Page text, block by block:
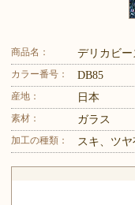
商品名： デリカビー
カラー番号： DB85
産地： 日本
素材： ガラス
加工の種類： スキ、ツ